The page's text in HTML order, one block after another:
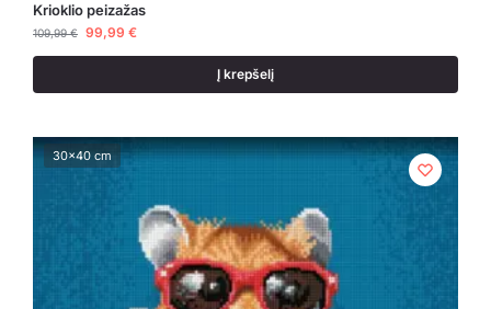
Krioklio peizažas
109,99€ 99,99 €
Į krepšelį
30x40 cm